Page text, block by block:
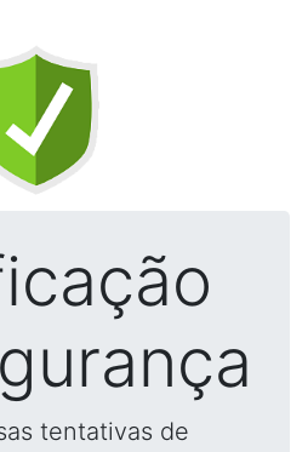
tentativas de